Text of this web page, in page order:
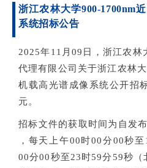
浙江农林大学900-1700nm
系统招标公告
2025年11月09日，浙江农林
代理有限公司关于浙江农林
机载高光谱成像系统公开招
元。
招标文件的获取时间为自发
，每天上午00时00分00秒
00分00秒至23时59分59秒